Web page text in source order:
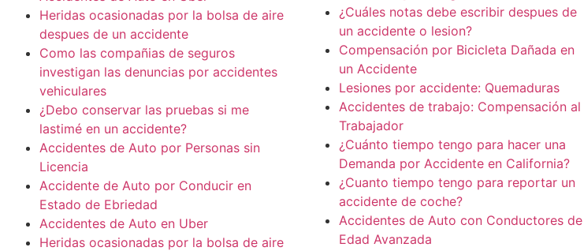
Heridas ocasionadas por la bolsa de aire
despues de un accidente
Como las compañias de seguros
investigan las denuncias por accidentes
vehiculares
¿Debo conservar las pruebas si me
lastimé en un accidente?
Accidentes de Auto por Personas sin
Licencia
Accidente de Auto por Conducir en
Estado de Ebriedad
Accidentes de Auto en Uber
Heridas ocasionadas por la bolsa de aire
¿Cuáles notas debe escribir despues de
un accidente o lesion?
Compensación por Bicicleta Dañada en
un Accidente
Lesiones por accidente: Quemaduras
Accidentes de trabajo: Compensación al
Trabajador
¿Cuánto tiempo tengo para hacer una
Demanda por Accidente en California?
¿Cuanto tiempo tengo para reportar un
accidente de coche?
Accidentes de Auto con Conductores de
Edad Avanzada